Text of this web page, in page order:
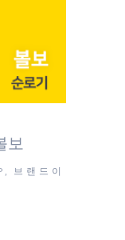
보
브랜드이